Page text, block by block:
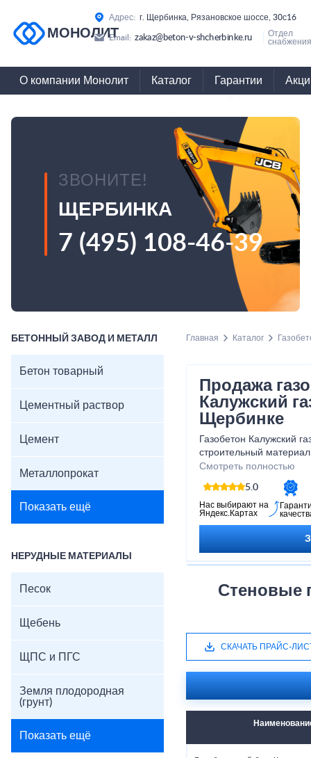
МОНОЛИТ
Адрес: г. Щербинка, Рязановское шоссе, 30с16
Email: zakaz@beton-v-shcherbinke.ru
Отдел
О компании Монолит Каталог Гарантии
ЗВОНИТЕ!
ЩЕРБИНКА
7 (495) 108-46-39
БЕТОННЫЙ ЗАВОД И МЕТАЛЛ
Бетон товарный
Цементный раствор
Цемент
Металлопрокат
Показать ещё
НЕРУДНЫЕ МАТЕРИАЛЫ
Песок
Щебень
ЩПС и ПГС
Земля плодородная
(грунт)
Показать ещё
Главная Каталог
Продажа
Калужский
Щербинке
Газобетон Калужский
строительный
строительства
уникальным свойствам,
обеспечивает
конструкций.
Смотреть полностью
5.0
Нас выбирают на
Яндекс.Картах
Стеновые
СКАЧАТЬ ПРАЙС-